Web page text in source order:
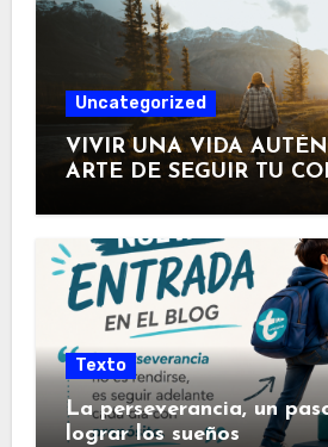
Uncategorized
VIVIR UNA VIDA
ARTE DE SEGUIR TU
Texto
La perseverancia, un
lograr los sueños